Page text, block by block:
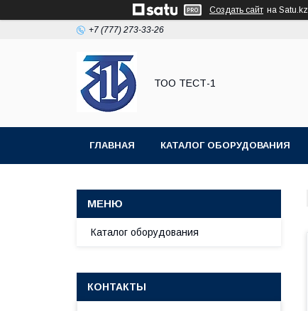
Создать сайт на Satu.kz
+7 (777) 273-33-26
ТОО ТЕСТ-1
ГЛАВНАЯ КАТАЛОГ ОБОРУДОВАНИЯ
Каталог оборудования
КОНТАКТЫ